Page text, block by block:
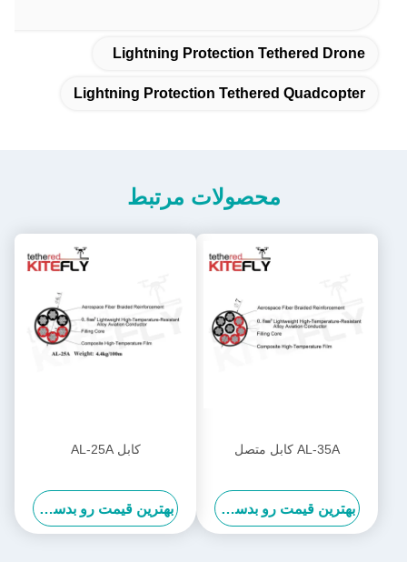
Lightning Protection Tethered Drone
Lightning Protection Tethered Quadcopter
محصولات مرتبط
AL-35A کابل متصل
بهترین قیمت رو بدست بیار
کابل AL-25A
بهترین قیمت رو بدست بیار